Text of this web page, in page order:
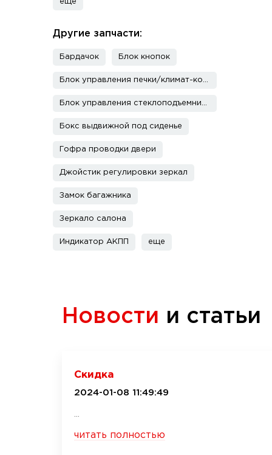
еще
Другие запчасти:
Бардачок Блок кнопок
Бокс выдвижной под сиденье
Гофра проводки двери
Джойстик регулировки зеркал
Замок багажника
Зеркало салона
Индикатор АКПП еще
Новости и статьи
Скидка
2024-01-08 11:49:49
читать полностью